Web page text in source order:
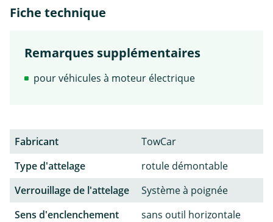
Fiche technique
Remarques supplémentaires
pour véhicules à moteur électrique
Fabricant
TowCar
Type d'attelage
rotule démontable
Verrouillage de l'attelage
Système à poignée
Sens d'enclenchement
sans outil horizontale